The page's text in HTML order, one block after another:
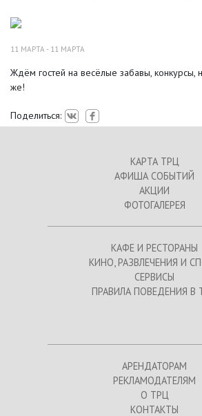
11 МАРТА - 11 МАРТА
Ждём гостей на весёлые забавы, конкурсы,
же!
Поделиться:
КАРТА ТРЦ
АФИША СОБЫТИЙ
АКЦИИ
ФОТОГАЛЕРЕЯ
КАФЕ И РЕСТОРАНЫ
КИНО, РАЗВЛЕЧЕНИЯ И
СЕРВИСЫ
ПРАВИЛА ПОВЕДЕНИЯ В
АРЕНДАТОРАМ
РЕКЛАМОДАТЕЛЯМ
О ТРЦ
КОНТАКТЫ